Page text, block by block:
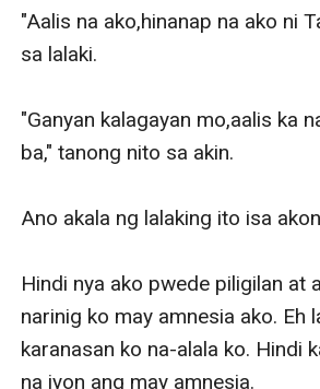
"Aalis na ako,hinanap na ako ni
sa lalaki.
"Ganyan kalagayan mo,aalis ka
ba," tanong nito sa akin.
Ano akala ng lalaking ito isa
Hindi nya ako pwede piligilan at
narinig ko may amnesia ako. Eh
karanasan ko na-alala ko. Hindi
na iyon ang may amnesia.